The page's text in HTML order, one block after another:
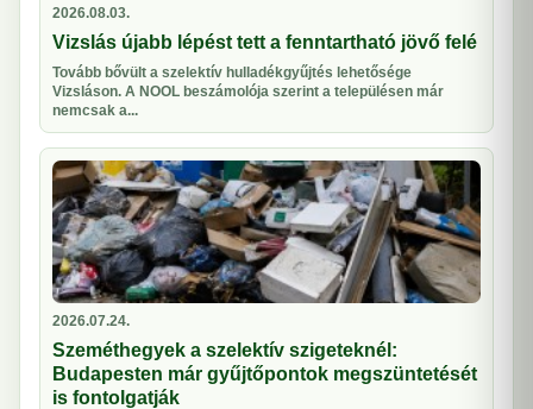
2026.08.03.
Vizslás újabb lépést tett a fenntartható jövő felé
Tovább bővült a szelektív hulladékgyűjtés lehetősége
Vizsláson. A NOOL beszámolója szerint a településen már
nemcsak a...
2026.07.24.
Szeméthegyek a szelektív szigeteknél:
Budapesten már gyűjtőpontok megszüntetését
is fontolgatják